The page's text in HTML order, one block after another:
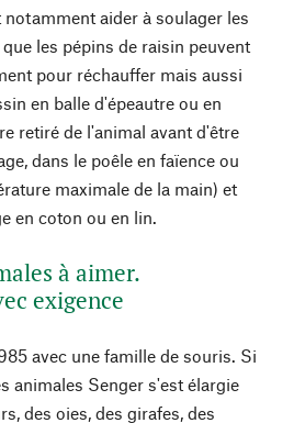
notamment aider à soulager les
les pépins de raisin peuvent
pour réchauffer mais aussi
en balle d'épeautre ou en
retiré de l'animal avant d'être
dans le poêle en faïence ou
maximale de la main) et
en coton ou en lin.
à aimer.
exigence
avec une famille de souris. Si
animales Senger s'est élargie
des oies, des girafes, des